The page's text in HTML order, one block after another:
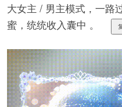
大女主 / 男主模式，一路
蜜，统统收入囊中 。